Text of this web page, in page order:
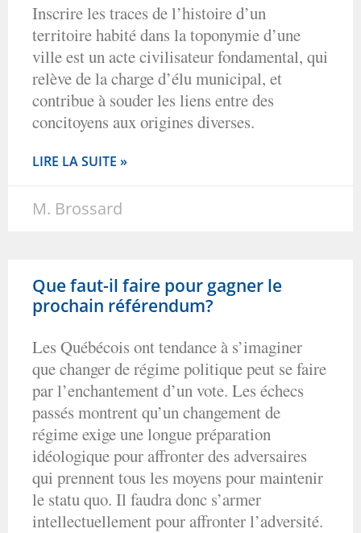
Inscrire les traces de l’histoire d’un
territoire habité dans la toponymie d’une
ville est un acte civilisateur fondamental, qui
relève de la charge d’élu municipal, et
contribue à souder les liens entre des
concitoyens aux origines diverses.
LIRE LA SUITE »
M. Brossard
Que faut-il faire pour gagner le
prochain référendum?
Les Québécois ont tendance à s’imaginer
que changer de régime politique peut se faire
par l’enchantement d’un vote. Les échecs
passés montrent qu’un changement de
régime exige une longue préparation
idéologique pour affronter des adversaires
qui prennent tous les moyens pour maintenir
le statu quo. Il faudra donc s’armer
intellectuellement pour affronter l’adversité.